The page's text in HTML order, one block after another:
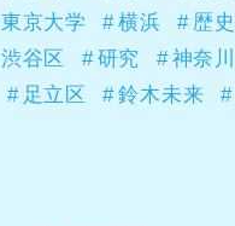
東京大学 横浜
歴史
渋谷区 研究
神奈川
足立区 鈴木未来